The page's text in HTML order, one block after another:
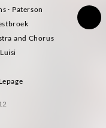
· Paterson
and Chorus